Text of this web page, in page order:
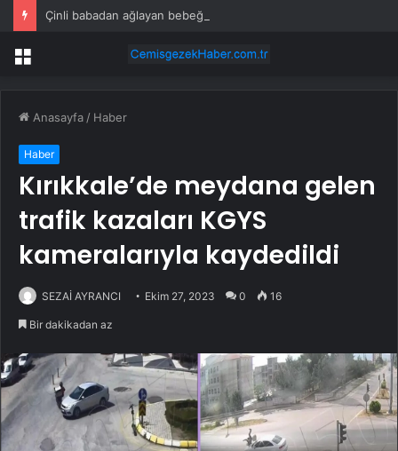
Menü
Anasayfa / Haber
Haber
Kırıkkale’de meydana gelen
trafik kazaları KGYS
kameralarıyla kaydedildi
SEZAİ AYRANCI Ekim 27, 2023 0 16
Bir dakikadan az